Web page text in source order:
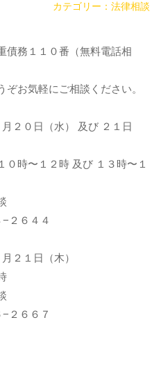
カテゴリー： 法律相談
債務１１０番（無料電話相
お気軽にご相談ください。
０日（水） 及び ２１日
時〜１２時 及び １３時〜１
２６４４
２１日（木）
２６６７